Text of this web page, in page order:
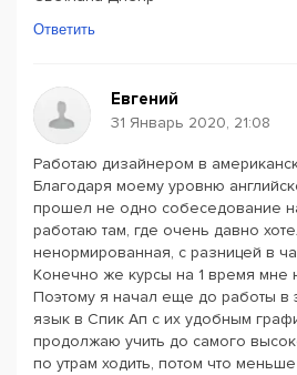
Ответить
Евгений
31 Январь 2020, 21:08
Работаю дизайнером в
Благодаря моему уровню
прошел не одно собеседование
работаю там, где очень давно
ненормированная, с разницей в
Конечно же курсы на 1 время мне
Поэтому я начал еще до работы в
язык в Спик Ап с их удобным
продолжаю учить до самого
по утрам ходить, потом что